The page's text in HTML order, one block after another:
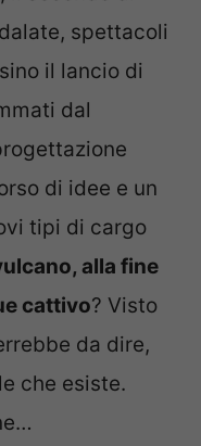
spettacoli
il lancio di
dal
di idee e un
tipi di cargo
alla fine
cattivo? Visto
da dire,
che esiste.